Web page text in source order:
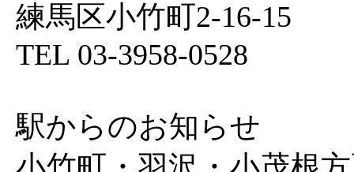
練馬区小竹町2-16-15
TEL 03-3958-0528
駅からのお知らせ